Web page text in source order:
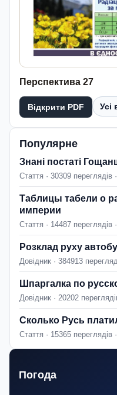
Перспектива 27
Відкрити PDF Усі
Популярне
Знані постаті
Стаття · 30309 переглядів
Таблицы табели о
империи
Стаття · 14487 переглядів
Розклад руху
Довідник · 384913
Шпаргалка по
Довідник · 20202
Сколько Русь
Стаття · 15365 переглядів
Погода